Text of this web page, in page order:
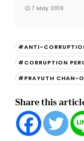
7 May 2019
#ANTI-
#CORRUPTION
#PRAYUTH CHAN-
Share this